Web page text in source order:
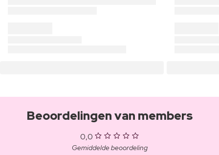
Beoordelingen van members
0,0
Gemiddelde beoordeling